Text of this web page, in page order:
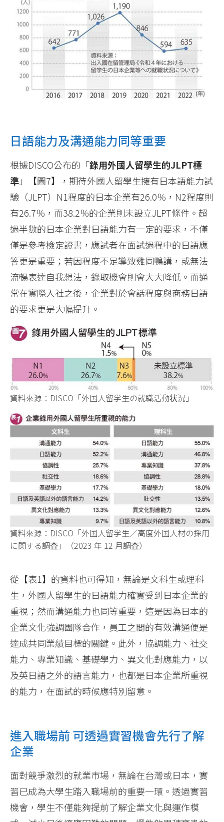
日語能力及溝通能力同等重要
根據DISCO公布的「錄用外國人留學生的JLPT標
準」【圖7】，期待外國人留學生擁有日本語能力試
驗（JLPT）N1程度的日本企業有26.0％，N2程度則
有26.7％，而38.2％的企業則未設立JLPT條件。超
過半數的日本企業對日語能力有一定的要求，不僅
僅是參考檢定證書，應試者在面試過程中的日語應
答更是重要；若因程度不足導致雞同鴨講，或無法
流暢表達自我想法，錄取機會則會大大降低。而通
常在實際入社之後，企業對於會話程度與商務日語
的要求更是大幅提升。
資料來源：DISCO「外国人留学生の就職活動状況」
資料來源：DISCO「外国人留学生／高度外国人材の採用
に関する調査」（2023 年 12 月調査）
從【表1】的資料也可得知，無論是文科生或理科
生，外國人留學生的日語能力確實受到日本企業的
重視；然而溝通能力也同等重要，這是因為日本的
企業文化強調團隊合作，員工之間的有效溝通便是
達成共同業績目標的關鍵。此外，協調能力、社交
能力、專業知識、基礎學力、異文化對應能力，以
及英日語之外的語言能力，也都是日本企業所重視
的能力，在面試的時候應特別留意。
進入職場前 可透過實習機會先行了解
企業
面對競爭激烈的就業市場，無論在台灣或日本，實
習已成為大學生踏入職場前的重要一環。透過實習
機會，學生不僅能夠提前了解企業文化與運作模